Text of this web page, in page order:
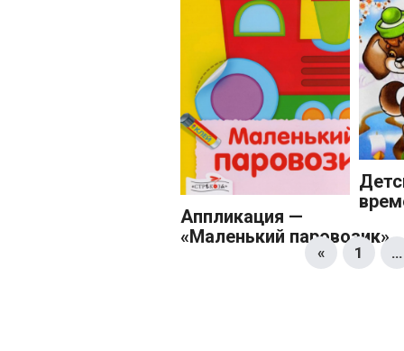
Аппликация —
«Маленький паровозик»
« 1 …